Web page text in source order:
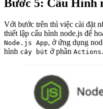
Bước 5: Cấu Hình
Với bước trên thì việc cài đặt
thiết lập cấu hình node.js để
Node.js App, ở ứng dụng
hình cây bút ở phần Actions.